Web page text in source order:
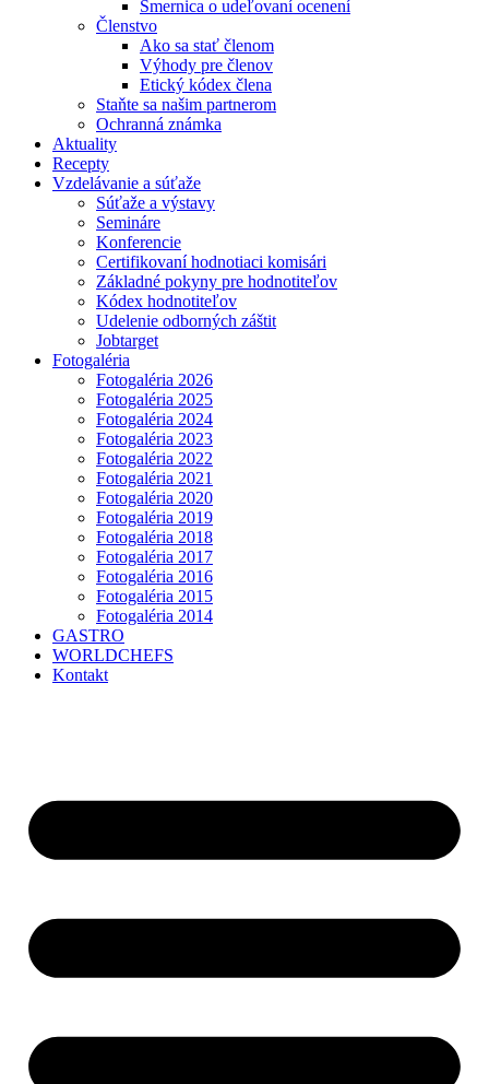
Smernica o udeľovaní ocenení
Členstvo
Ako sa stať členom
Výhody pre členov
Etický kódex člena
Staňte sa našim partnerom
Ochranná známka
Aktuality
Recepty
Vzdelávanie a súťaže
Súťaže a výstavy
Semináre
Konferencie
Certifikovaní hodnotiaci komisári
Základné pokyny pre hodnotiteľov
Kódex hodnotiteľov
Udelenie odborných záštit
Jobtarget
Fotogaléria
Fotogaléria 2026
Fotogaléria 2025
Fotogaléria 2024
Fotogaléria 2023
Fotogaléria 2022
Fotogaléria 2021
Fotogaléria 2020
Fotogaléria 2019
Fotogaléria 2018
Fotogaléria 2017
Fotogaléria 2016
Fotogaléria 2015
Fotogaléria 2014
GASTRO
WORLDCHEFS
Kontakt